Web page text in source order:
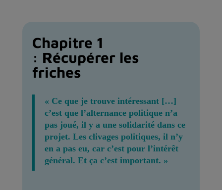
Chapitre 1
: Récupérer les
friches
« Ce que je trouve intéressant […]
c’est que l’alternance politique n’a
pas joué, il y a une solidarité dans ce
projet. Les clivages politiques, il n’y
en a pas eu, car c’est pour l’intérêt
général. Et ça c’est important. »